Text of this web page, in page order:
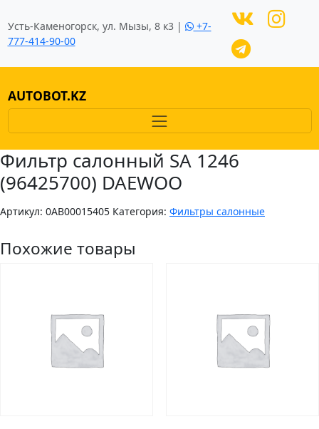
Усть-Каменогорск, ул. Мызы, 8 к3 |
+7-
777-414-90-00
AUTOBOT.KZ
Фильтр салонный SA 1246
(96425700) DAEWOO
Артикул: 0AB00015405 Категория: Фильтры салонные
Похожие товары